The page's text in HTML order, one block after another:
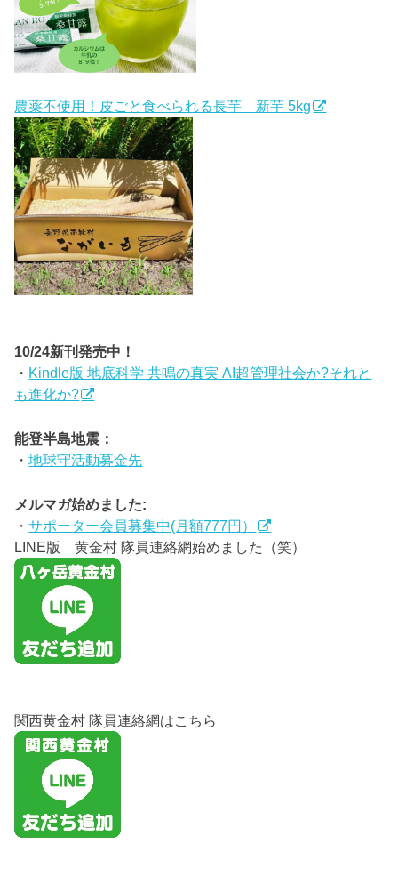
農薬不使用！皮ごと食べられる長芋 新芋 5kg
10/24新刊発売中！
・ Kindle版 地底科学 共鳴の真実 AI超管理社会か?それと
も進化か?
能登半島地震：
・地球守活動募金先
メルマガ始めました:
・サポーター会員募集中(月額777円）
LINE版 黄金村 隊員連絡網始めました（笑）
関西黄金村 隊員連絡網はこちら